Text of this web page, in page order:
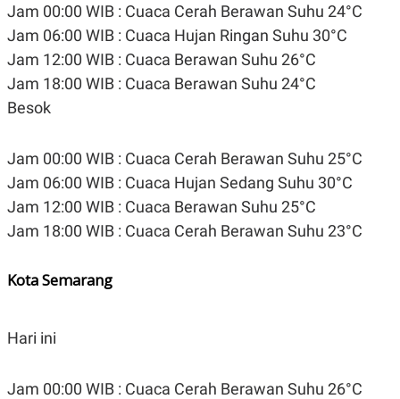
Jam 00:00 WIB : Cuaca Cerah Berawan Suhu 24°C
Jam 06:00 WIB : Cuaca Hujan Ringan Suhu 30°C
Jam 12:00 WIB : Cuaca Berawan Suhu 26°C
Jam 18:00 WIB : Cuaca Berawan Suhu 24°C
Besok
Jam 00:00 WIB : Cuaca Cerah Berawan Suhu 25°C
Jam 06:00 WIB : Cuaca Hujan Sedang Suhu 30°C
Jam 12:00 WIB : Cuaca Berawan Suhu 25°C
Jam 18:00 WIB : Cuaca Cerah Berawan Suhu 23°C
Kota Semarang
Hari ini
Jam 00:00 WIB : Cuaca Cerah Berawan Suhu 26°C